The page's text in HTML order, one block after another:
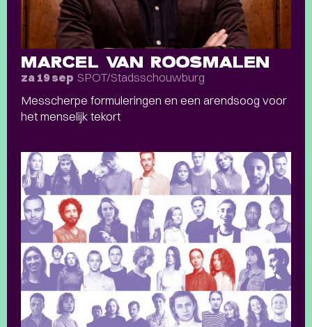
MARCEL VAN ROOSMALEN
za 19 sep SPOT/Stadsschouwburg
Messcherpe formuleringen en een arendsoog voor
het menselijk tekort